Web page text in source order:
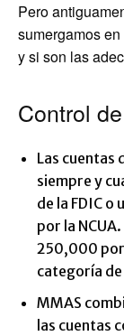
Pero
sumergamos
y si son las
Control
Las cuentas
siempre y
de la FDIC
por la
250,000
categoría
MMAS
las cuentas